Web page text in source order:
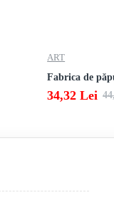
ART
Fabrica de
34,32 Lei